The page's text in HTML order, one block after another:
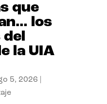
que
los
la UIA
5, 2026